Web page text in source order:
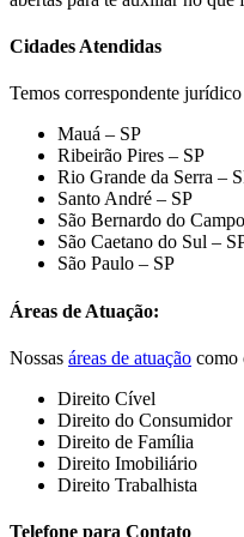
Cidades Atendidas
Temos correspondente
Mauá – SP
Ribeirão Pires – SP
Rio Grande da Serra –
Santo André – SP
São Bernardo do
São Caetano do Sul –
São Paulo – SP
Áreas de Atuação:
Nossas áreas de atuação como
Direito Cível
Direito do Consumidor
Direito de Família
Direito Imobiliário
Direito Trabalhista
Telefone para Contato